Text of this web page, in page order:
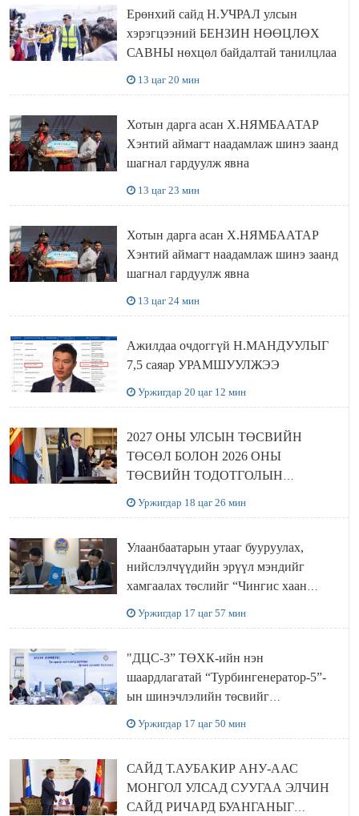
Ерөнхий сайд Н.УЧРАЛ улсын
хэрэгцээний БЕНЗИН НӨӨЦЛӨХ
САВНЫ нөхцөл байдалтай танилцлаа
13 цаг 20 мин
Хотын дарга асан Х.НЯМБААТАР
Хэнтий аймагт наадамлаж шинэ заанд
шагнал гардуулж явна
13 цаг 23 мин
Хотын дарга асан Х.НЯМБААТАР
Хэнтий аймагт наадамлаж шинэ заанд
шагнал гардуулж явна
13 цаг 24 мин
Ажилдаа очдоггүй Н.МАНДУУЛЫГ
7,5 саяар УРАМШУУЛЖЭЭ
Уржигдар 20 цаг 12 мин
2027 ОНЫ УЛСЫН ТӨСВИЙН
ТӨСӨЛ БОЛОН 2026 ОНЫ
ТӨСВИЙН ТОДОТГОЛЫН
Уржигдар 18 цаг 26 мин
Улаанбаатарын утааг бууруулах,
нийслэлчүүдийн эрүүл мэндийг
хамгаалах төслийг “Чингис хаан
Уржигдар 17 цаг 57 мин
"ДЦС-3” ТӨХК-ийн нэн
шаардлагатай “Турбингенератор-5”-
ын шинэчлэлийн төсвийг
Уржигдар 17 цаг 50 мин
САЙД Т.АУБАКИР АНУ-ААС
МОНГОЛ УЛСАД СУУГАА ЭЛЧИН
САЙД РИЧАРД БУАНГАНЫГ